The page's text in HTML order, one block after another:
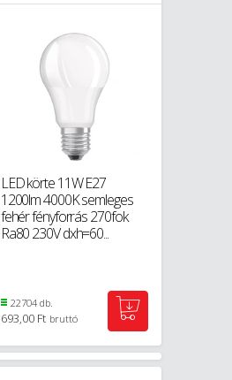
LED körte 11W E27
1200lm 4000K semleges
fehér fényforrás 270fok
Ra80 230V dxh=60...
22704 db.
693,00 Ft bruttó